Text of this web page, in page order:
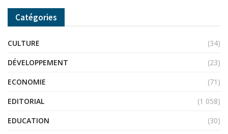
Catégories
CULTURE
(34)
DÉVELOPPEMENT
(23)
ECONOMIE
(71)
EDITORIAL
(1 058)
EDUCATION
(30)